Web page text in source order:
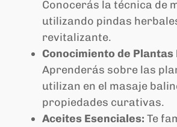
Conocerás la técnica de
utilizando pindas
revitalizante.
Conocimiento de
Aprenderás sobre las
utilizan en el masaje
propiedades curativas.
Aceites Esenciales: Te